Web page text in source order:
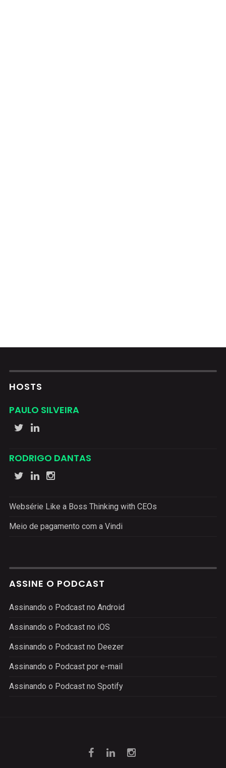
HOSTS
PAULO SILVEIRA
RODRIGO DANTAS
Websérie Like a Boss Thinking with CEOs
Meio de pagamento com a Vindi
ASSINE O PODCAST
Assinando o Podcast no Android
Assinando o Podcast no iOS
Assinando o Podcast no Deezer
Assinando o Podcast por e-mail
Assinando o Podcast no Spotify